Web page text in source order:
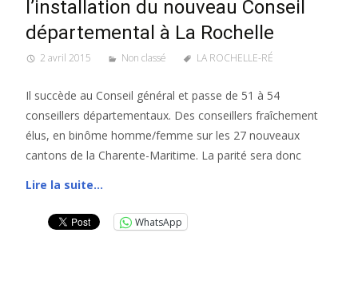
l’installation du nouveau Conseil
départemental à La Rochelle
2 avril 2015 Non classé LA ROCHELLE-RÉ
Il succède au Conseil général et passe de 51 à 54
conseillers départementaux. Des conseillers fraîchement
élus, en binôme homme/femme sur les 27 nouveaux
cantons de la Charente-Maritime. La parité sera donc
Lire la suite…
WhatsApp